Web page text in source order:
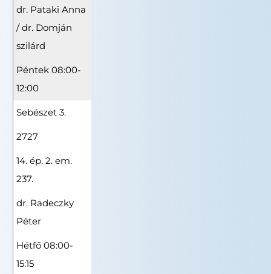
dr. Pataki Anna
/ dr. Domján
szilárd
Péntek 08:00-
12:00
Sebészet 3.
2727
14. ép. 2. em.
237.
dr. Radeczky
Péter
Hétfő 08:00-
15:15